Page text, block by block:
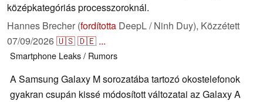
középkategóriás processzoroknál.
Hannes Brecher (fordította DeepL / Ninh Duy), Közzétett
07/09/2026🇺🇸🇩🇪 ...
Smartphone Leaks / Rumors
A Samsung Galaxy M sorozatába tartozó okostelefonok
gyakran csupán kissé módosított változatai az Galaxy A